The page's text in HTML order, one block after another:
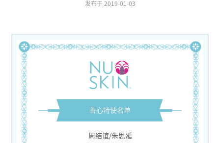
发布于 2019-01-03
善心特使名单
周结谊/朱思延